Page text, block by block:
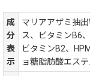
成
分
表
示
マリアアザミ抽
ス、ビタミンB6
ビタミンB2、
ョ糖脂肪酸エス